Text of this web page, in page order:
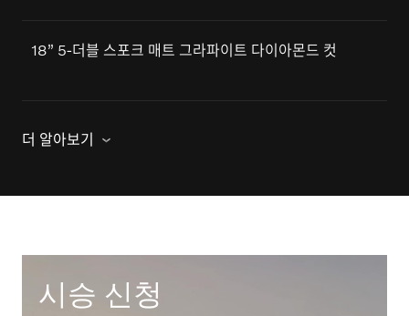
18” 5-더블 스포크 매트 그라파이트 다이아몬드 컷
시승 신청